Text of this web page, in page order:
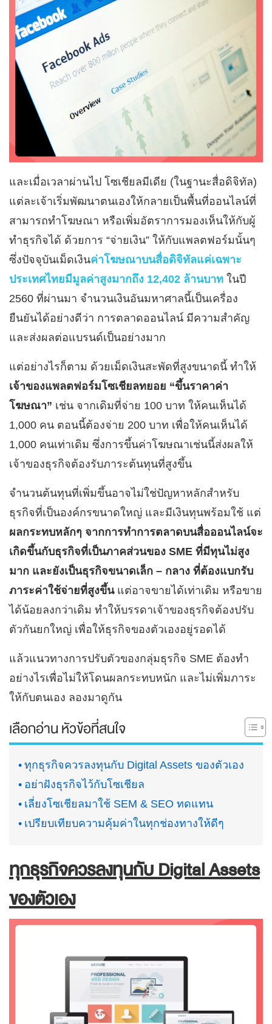
และเมื่อเวลาผ่านไป โซเชียลมีเดีย (ในฐานะสื่อดิจิทัล)
แต่ละเจ้าเริ่มพัฒนาตนเองให้กลายเป็นพื้นที่ออนไลน์ที่
สามารถทำโฆษณา หรือเพิ่มอัตราการมองเห็นให้กับผู้
ทำธุรกิจได้ ด้วยการ “จ่ายเงิน” ให้กับแพลตฟอร์มนั้นๆ
ซึ่งปัจจุบันเม็ดเงินค่าโฆษณาบนสื่อดิจิทัลแค่เฉพาะ
ประเทศไทยมีมูลค่าสูงมากถึง 12,402 ล้านบาท ในปี
2560 ที่ผ่านมา จำนวนเงินอันมหาศาลนี้เป็นเครื่อง
ยืนยันได้อย่างดีว่า การตลาดออนไลน์ มีความสำคัญ
และส่งผลต่อแบรนด์เป็นอย่างมาก
แต่อย่างไรก็ตาม ด้วยเม็ดเงินสะพัดที่สูงขนาดนี้ ทำให้
เจ้าของแพลตฟอร์มโซเชียลทยอย “ขึ้นราคาค่า
โฆษณา” เช่น จากเดิมที่จ่าย 100 บาท ให้คนเห็นได้
1,000 คน ตอนนี้ต้องจ่าย 200 บาท เพื่อให้คนเห็นได้
1,000 คนเท่าเดิม ซึ่งการขึ้นค่าโฆษณาเช่นนี้ส่งผลให้
เจ้าของธุรกิจต้องรับภาระต้นทุนที่สูงขึ้น
จำนวนต้นทุนที่เพิ่มขึ้นอาจไม่ใช่ปัญหาหลักสำหรับ
ธุรกิจที่เป็นองค์กรขนาดใหญ่ และมีเงินทุนพร้อมใช้ แต่
ผลกระทบหลักๆ จากการทำการตลาดบนสื่อออนไลน์จะ
เกิดขึ้นกับธุรกิจที่เป็นภาคส่วนของ SME ที่มีทุนไม่สูง
มาก และยังเป็นธุรกิจขนาดเล็ก – กลาง ที่ต้องแบกรับ
ภาระค่าใช้จ่ายที่สูงขึ้นแต่อาจขายได้เท่าเดิม หรือขาย
ได้น้อยลงกว่าเดิม ทำให้บรรดาเจ้าของธุรกิจต้องปรับ
ตัวกันยกใหญ่ เพื่อให้ธุรกิจของตัวเองอยู่รอดได้
แล้วแนวทางการปรับตัวของกลุ่มธุรกิจ SME ต้องทำ
อย่างไรเพื่อไม่ให้โดนผลกระทบหนัก และไม่เพิ่มภาระ
ให้กับตนเอง ลองมาดูกัน
เลือกอ่าน หัวข้อที่สนใจ
ทุกธุรกิจควรลงทุนกับ Digital Assets ของตัวเอง
อย่าฝังธุรกิจไว้กับโซเชียล
เลี่ยงโซเชียลมาใช้ SEM & SEO ทดแทน
เปรียบเทียบความคุ้มค่าในทุกช่องทางให้ดีๆ
ทุกธุรกิจควรลงทุนกับ Digital Assets
ของตัวเอง